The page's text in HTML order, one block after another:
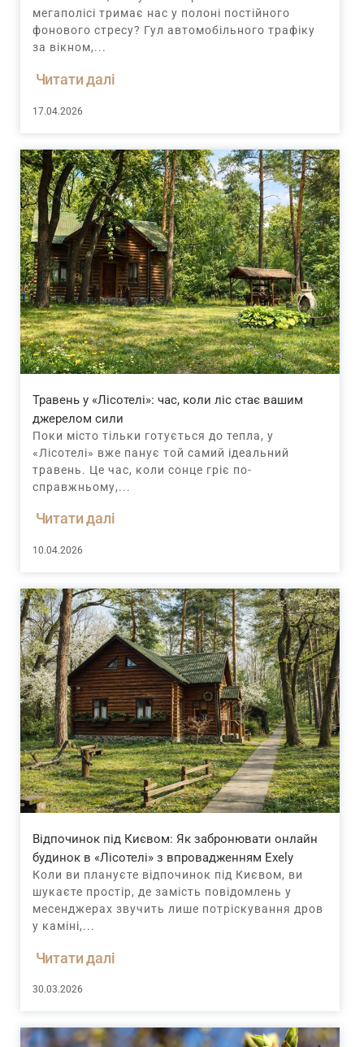
мегаполісі тримає нас у полоні постійного
фонового стресу? Гул автомобільного трафіку
за вікном,...
Читати далі
17.04.2026
Травень у «Лісотелі»: час, коли ліс стає вашим
джерелом сили
Поки місто тільки готується до тепла, у
«Лісотелі» вже панує той самий ідеальний
травень. Це час, коли сонце гріє по-
справжньому,...
Читати далі
10.04.2026
Відпочинок під Києвом: Як забронювати онлайн
будинок в «Лісотелі» з впровадженням Exely
Коли ви плануєте відпочинок під Києвом, ви
шукаєте простір, де замість повідомлень у
месенджерах звучить лише потріскування дров
у каміні,...
Читати далі
30.03.2026